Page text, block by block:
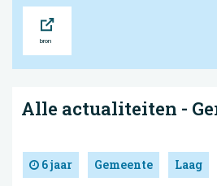
Alle actualiteiten -
6 jaar Gemeente Laag